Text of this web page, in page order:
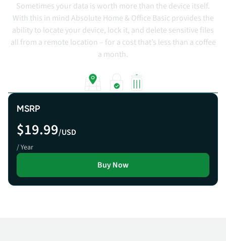
Sometimes your data is worth more than the device itself.
With this in mind Absolute Home & Office Basic provides the
ability to locate your device, lock it, and delete sensitive files
all from a remote location – for a cost that’s less than a coffee
a month.
MSRP
$19.99/USD
/ Year
Buy Now